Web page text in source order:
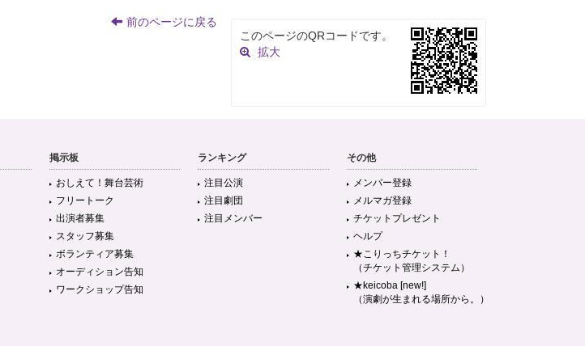
前のページに戻る
このページのQRコードです。
拡大
掲示板
おしえて！舞台芸術
フリートーク
出演者募集
スタッフ募集
ボランティア募集
オーディション告知
ワークショップ告知
ランキング
注目公演
注目劇団
注目メンバー
その他
メンバー登録
メルマガ登録
チケットプレゼント
ヘルプ
★こりっちチケット！
（チケット管理システム）
★keicoba [new!]
（演劇が生まれる場所から。）